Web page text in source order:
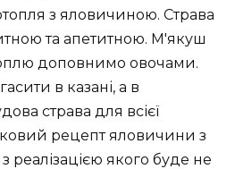
з яловичиною. Страва
та апетитною. М'якуш
доповнимо овочами.
в казані, а в
страва для всієї
рецепт яловичини з
реалізацією якого буде не